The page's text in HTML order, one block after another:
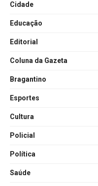
Cidade
Educação
Editorial
Coluna da Gazeta
Bragantino
Esportes
Cultura
Policial
Política
Saúde